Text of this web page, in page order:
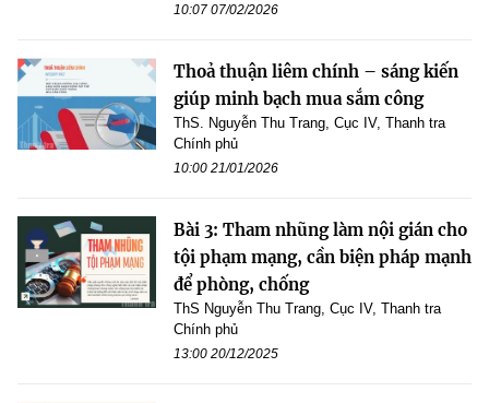
10:07 07/02/2026
Thoả thuận liêm chính – sáng kiến
giúp minh bạch mua sắm công
ThS. Nguyễn Thu Trang, Cục IV, Thanh tra
Chính phủ
10:00 21/01/2026
Bài 3: Tham nhũng làm nội gián cho
tội phạm mạng, cần biện pháp mạnh
để phòng, chống
ThS Nguyễn Thu Trang, Cục IV, Thanh tra
Chính phủ
13:00 20/12/2025